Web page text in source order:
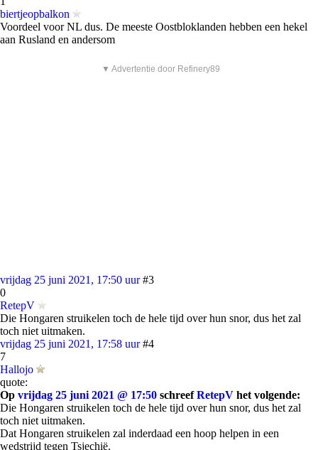
biertjeopbalkon
Voordeel voor NL dus. De meeste Oostbloklanden hebben een hekel
aan Rusland en andersom
▼ Advertentie door Refinery89
vrijdag 25 juni 2021, 17:50 uur #3
0
RetepV
Die Hongaren struikelen toch de hele tijd over hun snor, dus het zal
toch niet uitmaken.
vrijdag 25 juni 2021, 17:58 uur #4
7
Hallojo
quote:
Op vrijdag 25 juni 2021 @ 17:50 schreefRetepV het volgende:
Die Hongaren struikelen toch de hele tijd over hun snor, dus het zal
toch niet uitmaken.
Dat Hongaren struikelen zal inderdaad een hoop helpen in een
wedstrijd tegen Tsjechië.